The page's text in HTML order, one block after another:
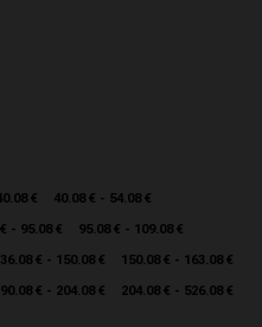
€
40.08 € - 54.08 €
- 95.08 €
95.08 € - 109.08 €
€ - 150.08 €
150.08 € - 163.08 €
€ - 204.08 € 204.08 € - 526.08 €